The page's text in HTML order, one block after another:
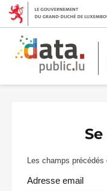
Les champs
Adresse email